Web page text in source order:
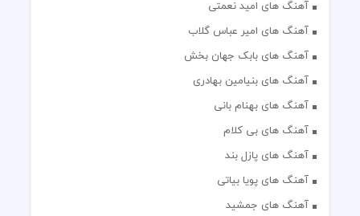
آهنگ های امید نعمتی
آهنگ های امیر عباس گلاب
آهنگ های بابک جهان بخش
آهنگ های بنیامین بهادری
آهنگ های بهنام بانی
آهنگ های بی کلام
آهنگ های پازل بند
آهنگ های پویا بیاتی
آهنگ های جمشید